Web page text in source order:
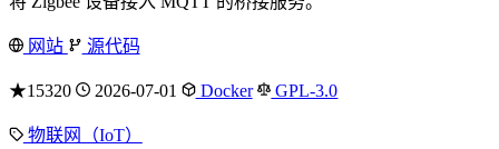
网站 源代码
★15320 2026-07-01 Docker GPL-3.0
物联网（IoT）